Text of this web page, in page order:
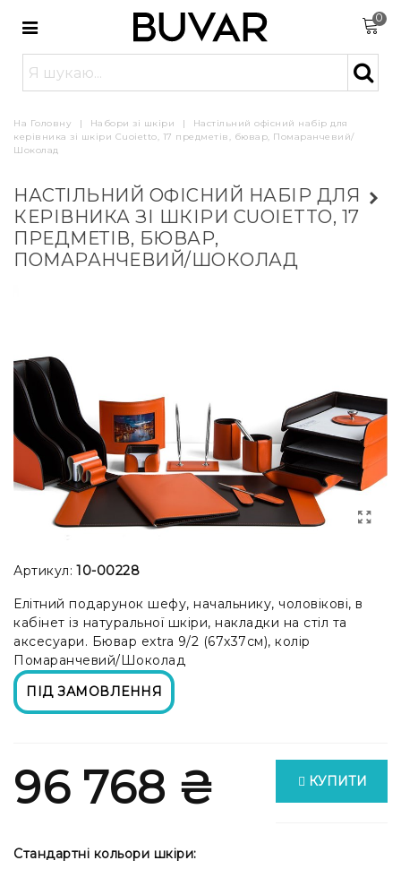
0
На Головну | Набори зі шкіри |
Настільний офісний набір для
керівника зі шкіри Cuoietto, 17 предметів, бювар, Помаранчевий/
Шоколад
НАСТІЛЬНИЙ ОФІСНИЙ НАБІР ДЛЯ
КЕРІВНИКА ЗІ ШКІРИ CUOIETTO, 17
ПРЕДМЕТІВ, БЮВАР,
ПОМАРАНЧЕВИЙ/ШОКОЛАД
Артикул: 10-00228
Елітний подарунок шефу, начальнику, чоловікові, в
кабінет із натуральної шкіри, накладки на стіл та
аксесуари. Бювар extra 9/2 (67x37см), колір
Помаранчевий/Шоколад
ПІД ЗАМОВЛЕННЯ
96 768 ₴ КУПИТИ
Стандартні кольори шкіри: